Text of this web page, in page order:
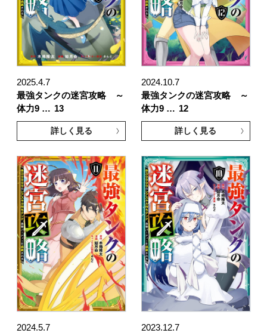
2025.4.7
最強タンクの迷宮攻略 ～
体力9 … 13
詳しく見る
2024.10.7
最強タンクの迷宮攻略 ～
体力9 … 12
詳しく見る
2024.5.7
2023.12.7